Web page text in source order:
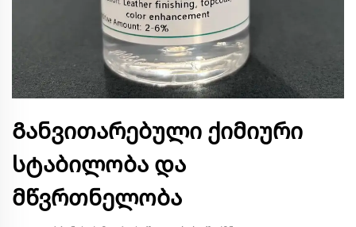
Განვითარებული ქიმიური
სტაბილობა და
მწვრთნელობა